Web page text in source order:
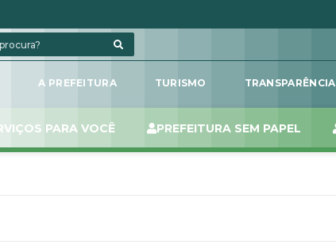
A PREFEITURA TURISMO TRANSPARÊNCIA
PARA VOCÊ PREFEITURA SEM PAPEL